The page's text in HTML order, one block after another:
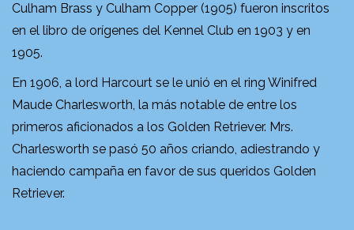
Culham Brass y Culham Copper (1905) fueron inscritos
en el libro de orígenes del Kennel Club en 1903 y en
1905.
En 1906, a lord Harcourt se le unió en el ring Winifred
Maude Charlesworth, la más notable de entre los
primeros aficionados a los Golden Retriever. Mrs.
Charlesworth se pasó 50 años criando, adiestrando y
haciendo campaña en favor de sus queridos Golden
Retriever.